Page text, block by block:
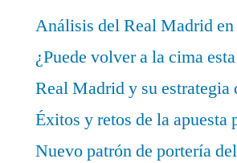
Análisis del Real Madrid
¿Puede volver a la cima
Real Madrid y su estrategia
Éxitos y retos de la apuesta
Nuevo patrón de portería